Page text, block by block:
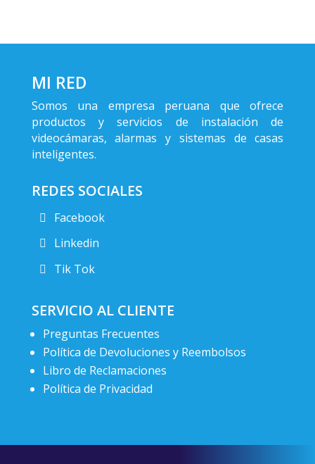
MI RED
Somos una empresa peruana que ofrece
productos y servicios de instalación de
videocámaras, alarmas y sistemas de casas
inteligentes.
REDES SOCIALES
Facebook
Linkedin
Tik Tok
SERVICIO AL CLIENTE
Preguntas Frecuentes
Política de Devoluciones y Reembolsos
Libro de Reclamaciones
Política de Privacidad